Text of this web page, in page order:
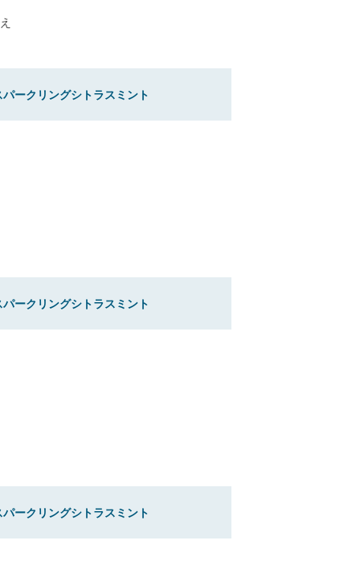
ークリングシトラスミント
ークリングシトラスミント
ークリングシトラスミント